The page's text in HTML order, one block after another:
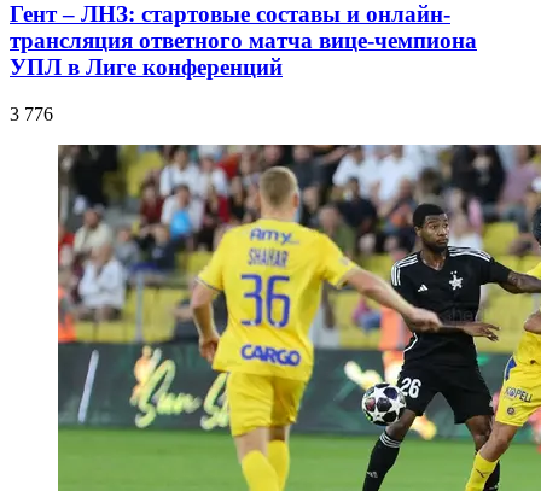
Гент – ЛНЗ: стартовые составы и онлайн-
трансляция ответного матча вице-чемпиона
УПЛ в Лиге конференций
3 776